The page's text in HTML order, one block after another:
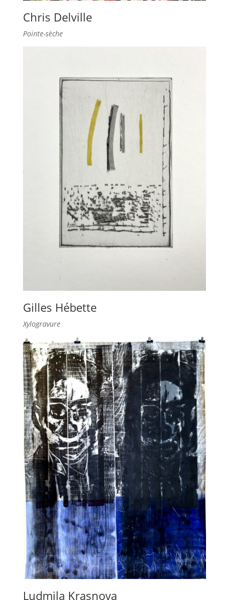
Chris Delville
Pointe-sèche
Gilles Hébette
Xylogravure
Ludmila Krasnova